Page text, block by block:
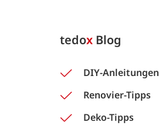
tedox Blog
DIY-Anleitungen
Renovier-Tipps
Deko-Tipps